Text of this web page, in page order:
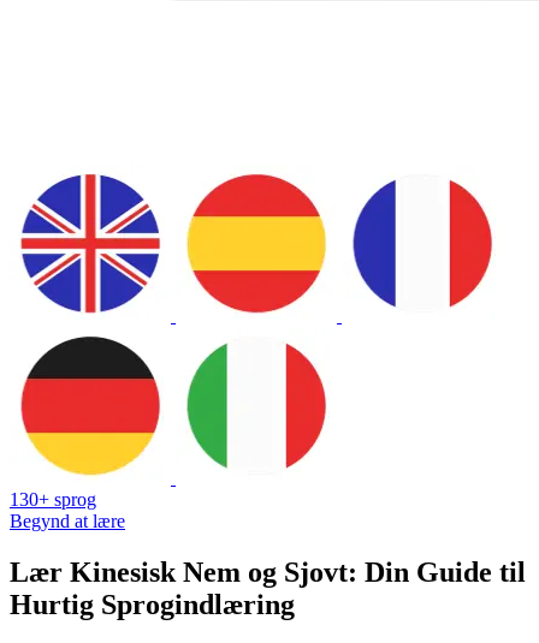
130+ sprog
Begynd at lære
Lær Kinesisk Nem og Sjovt: Din Guide til
Hurtig Sprogindlæring